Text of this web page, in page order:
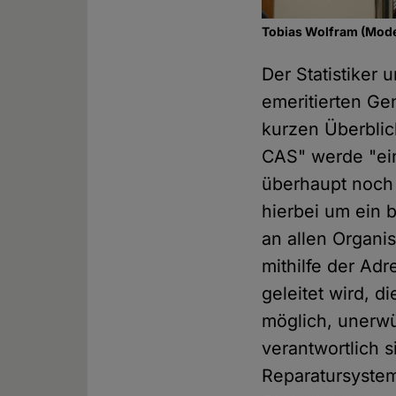
Tobias Wolfram
Der Statistiker
emeritierten
kurzen
CAS" werde
überhaupt
hierbei um ein
an allen
mithilfe der
geleitet wird,
möglich,
verantwortlich